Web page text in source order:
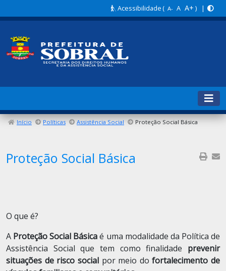
Acessibilidade( A- A A+ ) |
Início Políticas Assistência Social Proteção Social Básica
Proteção Social Básica
O que é?
A Proteção Social Básicaé uma modalidade da Política de
Assistência Social que tem como finalidade prevenir
situações de risco socialpor meio dofortalecimento de